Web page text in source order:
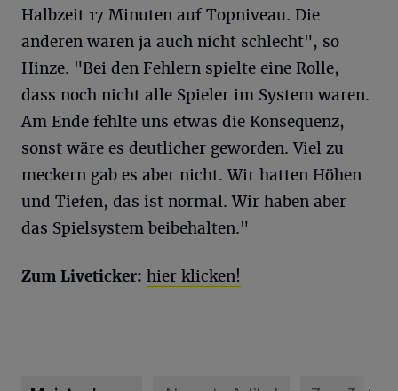
Halbzeit 17 Minuten auf Topniveau. Die
anderen waren ja auch nicht schlecht", so
Hinze. "Bei den Fehlern spielte eine Rolle,
dass noch nicht alle Spieler im System waren.
Am Ende fehlte uns etwas die Konsequenz,
sonst wäre es deutlicher geworden. Viel zu
meckern gab es aber nicht. Wir hatten Höhen
und Tiefen, das ist normal. Wir haben aber
das Spielsystem beibehalten."
Zum Liveticker: hier klicken!